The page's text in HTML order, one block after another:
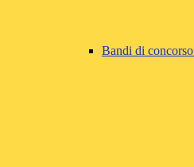
Bandi di concorso